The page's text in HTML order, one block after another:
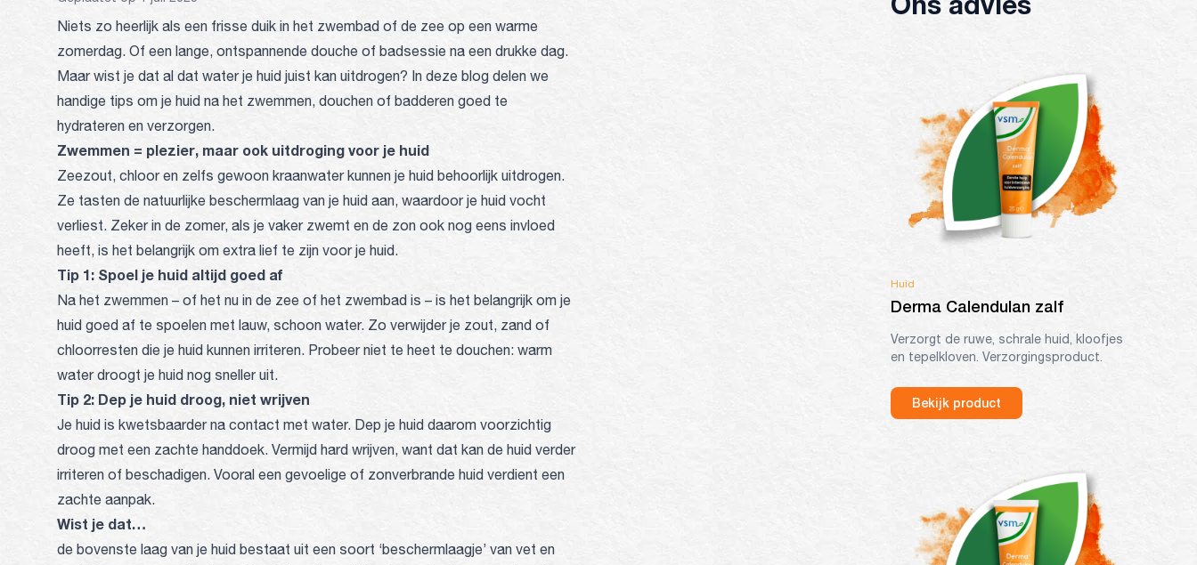
Niets zo heerlijk als een frisse duik in het zwembad of de zee op een warme
zomerdag. Of een lange, ontspannende douche of badsessie na een drukke dag.
Maar wist je dat al dat water je huid juist kan uitdrogen? In deze blog delen we
handige tips om je huid na het zwemmen, douchen of badderen goed te
hydrateren en verzorgen.
Zwemmen = plezier, maar ook uitdroging voor je huid
Zeezout, chloor en zelfs gewoon kraanwater kunnen je huid behoorlijk uitdrogen.
Ze tasten de natuurlijke beschermlaag van je huid aan, waardoor je huid vocht
verliest. Zeker in de zomer, als je vaker zwemt en de zon ook nog eens invloed
heeft, is het belangrijk om extra lief te zijn voor je huid.
Tip 1: Spoel je huid altijd goed af
Na het zwemmen – of het nu in de zee of het zwembad is – is het belangrijk om je
huid goed af te spoelen met lauw, schoon water. Zo verwijder je zout, zand of
chloorresten die je huid kunnen irriteren. Probeer niet te heet te douchen: warm
water droogt je huid nog sneller uit.
Tip 2: Dep je huid droog, niet wrijven
Je huid is kwetsbaarder na contact met water. Dep je huid daarom voorzichtig
droog met een zachte handdoek. Vermijd hard wrijven, want dat kan de huid verder
irriteren of beschadigen. Vooral een gevoelige of zonverbrande huid verdient een
zachte aanpak.
Wist je dat…
de bovenste laag van je huid bestaat uit een soort ‘beschermlaagje’ van vet en
Huid
Derma Calendulan zalf
Verzorgt de ruwe, schrale huid, kloofjes
en tepelkloven. Verzorgingsproduct.
Bekijk product